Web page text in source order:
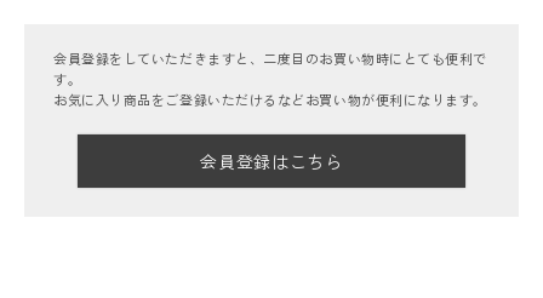
会員登録をしていただきますと、二度目のお買い物時にとても便利で
す。
お気に入り商品をご登録いただけるなどお買い物が便利になります。
会員登録はこちら